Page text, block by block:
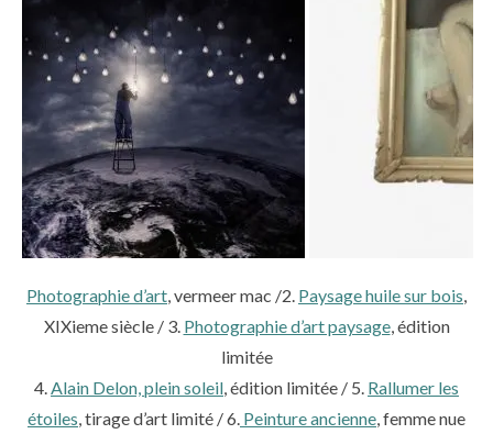
Photographie d’art , vermeer mac /2. Paysage huile sur bois
XIXieme siècle / 3. Photographie d’art paysage, édition
limitée
4. Alain Delon, plein soleil , édition limitée / 5. Rallumer les
étoiles , tirage d’art limité / 6. Peinture ancienne , femme nue